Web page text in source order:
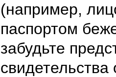
(например,
паспортом
забудьте